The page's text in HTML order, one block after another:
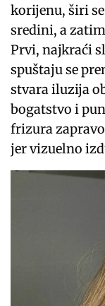
korijenu, širi
sredini, a
Prvi, najkraći
spuštaju se
stvara iluzija
bogatstvo i
frizura
jer vizuelno